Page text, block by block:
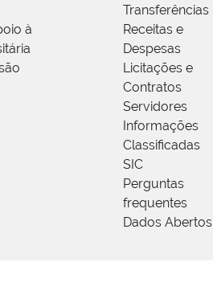
à
Transferências
Receitas e
Despesas
Licitações e
Contratos
Servidores
Informações
Classificadas
SIC
Perguntas
frequentes
Dados Abertos